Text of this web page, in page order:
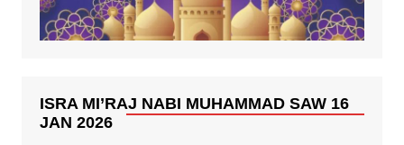
ISRA MI’RAJ NABI MUHAMMAD SAW 16
JAN 2026